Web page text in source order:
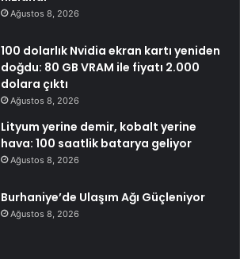
Ağustos 8, 2026
100 dolarlık Nvidia ekran kartı yeniden
doğdu: 80 GB VRAM ile fiyatı 2.000
dolara çıktı
Ağustos 8, 2026
Lityum yerine demir, kobalt yerine
hava: 100 saatlik batarya geliyor
Ağustos 8, 2026
Burhaniye’de Ulaşım Ağı Güçleniyor
Ağustos 8, 2026